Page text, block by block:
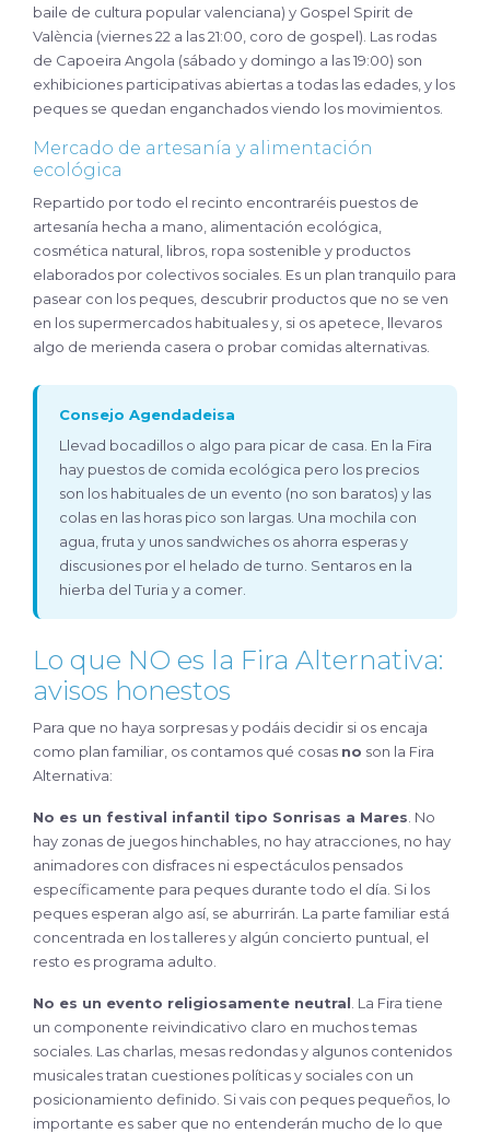
baile de cultura popular valenciana) y Gospel Spirit de
València (viernes 22 a las 21:00, coro de gospel). Las rodas
de Capoeira Angola (sábado y domingo a las 19:00) son
exhibiciones participativas abiertas a todas las edades, y los
peques se quedan enganchados viendo los movimientos.
Mercado de artesanía y alimentación
ecológica
Repartido por todo el recinto encontraréis puestos de
artesanía hecha a mano, alimentación ecológica,
cosmética natural, libros, ropa sostenible y productos
elaborados por colectivos sociales. Es un plan tranquilo para
pasear con los peques, descubrir productos que no se ven
en los supermercados habituales y, si os apetece, llevaros
algo de merienda casera o probar comidas alternativas.
Consejo Agendadeisa
Llevad bocadillos o algo para picar de casa. En la Fira
hay puestos de comida ecológica pero los precios
son los habituales de un evento (no son baratos) y las
colas en las horas pico son largas. Una mochila con
agua, fruta y unos sandwiches os ahorra esperas y
discusiones por el helado de turno. Sentaros en la
hierba del Turia y a comer.
Lo que NO es la Fira Alternativa:
avisos honestos
Para que no haya sorpresas y podáis decidir si os encaja
como plan familiar, os contamos qué cosas no son la Fira
Alternativa:
No es un festival infantil tipo Sonrisas a Mares . No
hay zonas de juegos hinchables, no hay atracciones, no hay
animadores con disfraces ni espectáculos pensados
específicamente para peques durante todo el día. Si los
peques esperan algo así, se aburrirán. La parte familiar está
concentrada en los talleres y algún concierto puntual, el
resto es programa adulto.
No es un evento religiosamente neutral . La Fira tiene
un componente reivindicativo claro en muchos temas
sociales. Las charlas, mesas redondas y algunos contenidos
musicales tratan cuestiones políticas y sociales con un
posicionamiento definido. Si vais con peques pequeños, lo
importante es saber que no entenderán mucho de lo que